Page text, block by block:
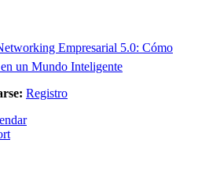
Empresarial 5.0: Cómo
un Mundo Inteligente
Registro